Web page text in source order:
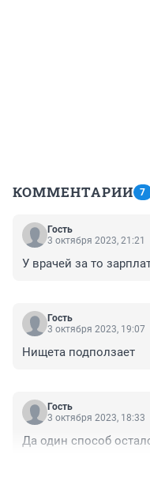
КОММЕНТАРИИ 7
Гость
3 октября 2023, 21:21
У врачей за то
Гость
3 октября 2023, 19:07
Нищета подползает
Гость
3 октября 2023, 18:33
Да один способ